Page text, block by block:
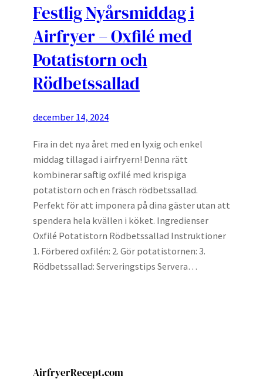
Festlig Nyårsmiddag i
Airfryer – Oxfilé med
Potatistorn och
Rödbetssallad
december 14, 2024
Fira in det nya året med en lyxig och enkel
middag tillagad i airfryern! Denna rätt
kombinerar saftig oxfilé med krispiga
potatistorn och en fräsch rödbetssallad.
Perfekt för att imponera på dina gäster utan att
spendera hela kvällen i köket. Ingredienser
Oxfilé Potatistorn Rödbetssallad Instruktioner
1. Förbered oxfilén: 2. Gör potatistornen: 3.
Rödbetssallad: Serveringstips Servera…
AirfryerRecept.com